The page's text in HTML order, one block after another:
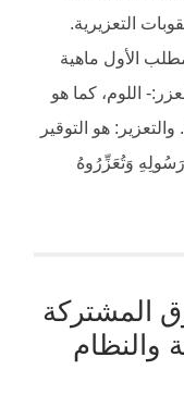
التعزيرية.
الأول ماهية
اللوم، كما هو
هو التوقير
وَتُعَزِّرُوهُ
المشتركة
والنظام